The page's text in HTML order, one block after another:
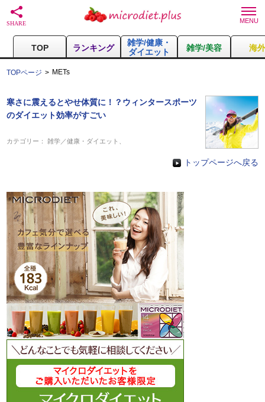
TOP ランキング
雑学/健康・
ダイエット
雑学/美容 海
TOPページ METs
寒さに震えるとやせ体質に！？ウィンタースポーツ
のダイエット効率がすごい
カテゴリー：雑学／健康・ダイエット
トップページへ戻る